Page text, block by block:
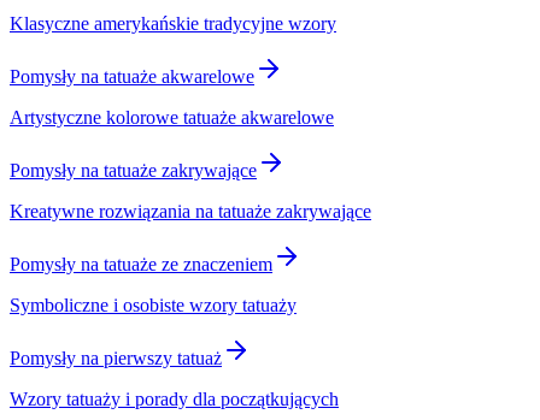
Klasyczne amerykańskie tradycyjne wzory
Pomysły na tatuaże akwarelowe
Artystyczne kolorowe tatuaże akwarelowe
Pomysły na tatuaże zakrywające
Kreatywne rozwiązania na tatuaże zakrywające
Pomysły na tatuaże ze znaczeniem
Symboliczne i osobiste wzory tatuaży
Pomysły na pierwszy tatuaż
Wzory tatuaży i porady dla początkujących